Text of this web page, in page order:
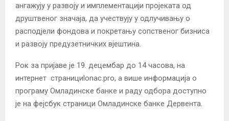
ангажују у развоју и имплементацији пројеката од
друштвеног значаја, да учествују у одлучивању о
расподјели фондова и покретању сопственог бизниса
и развоју предузетничких вјештина.
Рок за пријаве је 19. децембар до 14 часова, на
интернет странициlonac.pro, а више информација о
програму Омладинске банке и раду одбора доступно
је на фејсбук страници Омладинске банке Дервента.